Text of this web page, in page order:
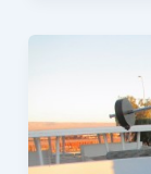
aprenden
Universo